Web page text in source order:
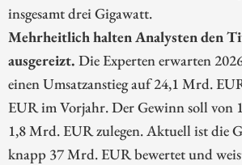
insgesamt drei Gigawatt.
Mehrheitlich halten Analysten den
ausgereizt. Die Experten erwarten
einen Umsatzanstieg auf 24,1 Mrd.
EUR im Vorjahr. Der Gewinn soll von
1,8 Mrd. EUR zulegen. Aktuell ist die
knapp 37 Mrd. EUR bewertet und